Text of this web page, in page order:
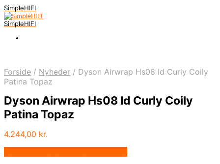
SimpleHIFI
SimpleHIFI
Forside / Nyheder / Dyson Airwrap Hs08 Id Curly Coily
Patina Topaz
Dyson Airwrap Hs08 Id Curly Coily
Patina Topaz
4.244,00 kr.